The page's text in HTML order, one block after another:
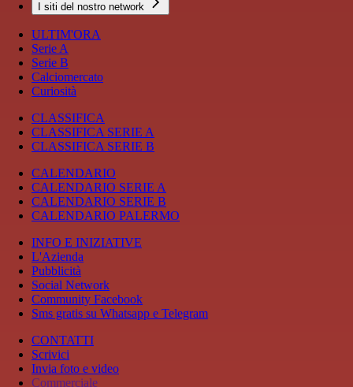
I siti del nostro network
ULTIM'ORA
Serie A
Serie B
Calciomercato
Curiosità
CLASSIFICA
CLASSIFICA SERIE A
CLASSIFICA SERIE B
CALENDARIO
CALENDARIO SERIE A
CALENDARIO SERIE B
CALENDARIO PALERMO
INFO E INIZIATIVE
L'Azienda
Pubblicità
Social Network
Community Facebook
Sms gratis su Whatsapp e Telegram
CONTATTI
Scrivici
Invia foto e video
Commerciale